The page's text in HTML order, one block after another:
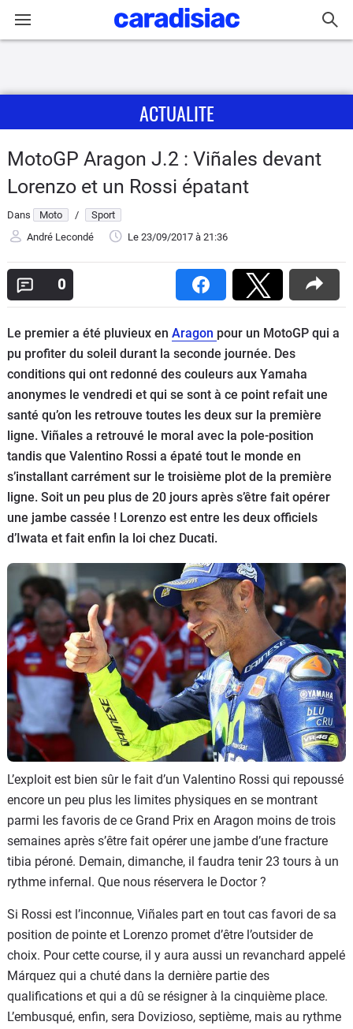
Actu
Essais
Equipement
Avis
Scooters
&
125
Marques
Services
Auto
ACTUALITE
MotoGP Aragon J.2 : Viñales devant
Lorenzo et un Rossi épatant
Dans Moto /
Sport
André Lecondé
Le 23/09/2017 à 21:36
0
Le premier a été pluvieux en Aragon pour un MotoGP qui a
pu profiter du soleil durant la seconde journée. Des
conditions qui ont redonné des couleurs aux Yamaha
anonymes le vendredi et qui se sont à ce point refait une
santé qu’on les retrouve toutes les deux sur la première
ligne. Viñales a retrouvé le moral avec la pole-position
tandis que Valentino Rossi a épaté tout le monde en
s’installant carrément sur le troisième plot de la première
ligne. Soit un peu plus de 20 jours après s’être fait opérer
une jambe cassée ! Lorenzo est entre les deux officiels
d’Iwata et fait enfin la loi chez Ducati.
L’exploit est bien sûr le fait d’un Valentino Rossi qui repoussé
encore un peu plus les limites physiques en se montrant
parmi les favoris de ce Grand Prix en Aragon moins de trois
semaines après s’être fait opérer une jambe d’une fracture
tibia péroné. Demain, dimanche, il faudra tenir 23 tours à un
rythme infernal. Que nous réservera le Doctor ?
Si Rossi est l’inconnue, Viñales part en tout cas favori de sa
position de pointe et Lorenzo promet d’être l’outsider de
choix. Pour cette course, il y aura aussi un revanchard appelé
Márquez qui a chuté dans la dernière partie des
qualifications et qui a dû se résigner à la cinquième place.
L’embusqué, enfin, sera Dovizioso, septième, mais au rythme